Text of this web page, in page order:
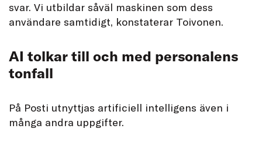
svar. Vi utbildar såväl maskinen som dess
användare samtidigt, konstaterar Toivonen.
AI tolkar till och med personalens
tonfall
På Posti utnyttjas artificiell intelligens även i
många andra uppgifter.